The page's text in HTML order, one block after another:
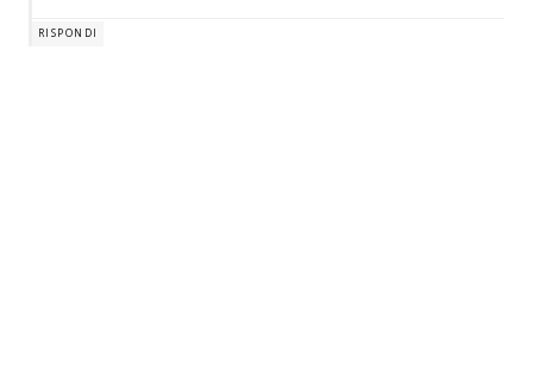
RISPONDI